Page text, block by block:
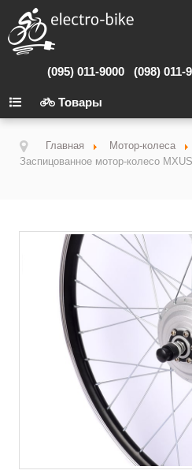
(095) 011-9000 (098) 011-
Товары
Главная
Мотор-колеса
Заспицованное мотор-колесо